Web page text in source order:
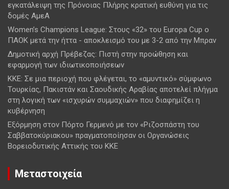
εγκατάλειψη της Πρόνοιας Πλήρης κρατική ευθύνη για τις
δομές ΑμεΑ
Women’s Champions League: Στους «32» του Europa Cup ο
ΠΑΟΚ μετά την ήττα - αποκλεισμό του με 3-2 από την Μπραν
Δημοτική αρχή Πρέβεζας: Πιστή στην προώθηση και
εφαρμογή των ιδιωτικοποιήσεων
ΚΚΕ: Σε μια περιοχή που φλέγεται, το «αμυντικό» σύμφωνο
Τουρκίας, Πακιστάν και Σαουδικής Αραβίας αποτελεί πλήγμα
στη λογική των «ισχυρών συμμαχιών» που διαφημίζει η
κυβέρνηση
Εξόρμηση στον Πόρτο Γερμενό με τον «Ριζοσπάστη του
Σαββατοκύριακου» πραγματοποίησαν οι Οργανώσεις
Βορειοδυτικής Αττικής του ΚΚΕ
Μεταστοιχεία